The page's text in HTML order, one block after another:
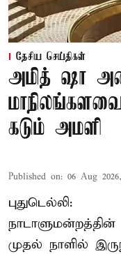
தேசிய செய்திகள்
அமித் ஷா
கடும் அமளி
Published on: 06 Aug
புதுடெல்லி:
முதல் நாளில்